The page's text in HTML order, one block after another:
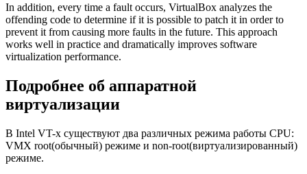
In addition, every time a fault occurs, VirtualBox analyzes the
offending code to determine if it is possible to patch it in order to
prevent it from causing more faults in the future. This approach
works well in practice and dramatically improves software
virtualization performance.
Подробнее об аппаратной
виртуализации
В Intel VT-х существуют два различных режима работы CPU:
VMX root(обычный) режиме и non-root(виртуализированный)
режиме.